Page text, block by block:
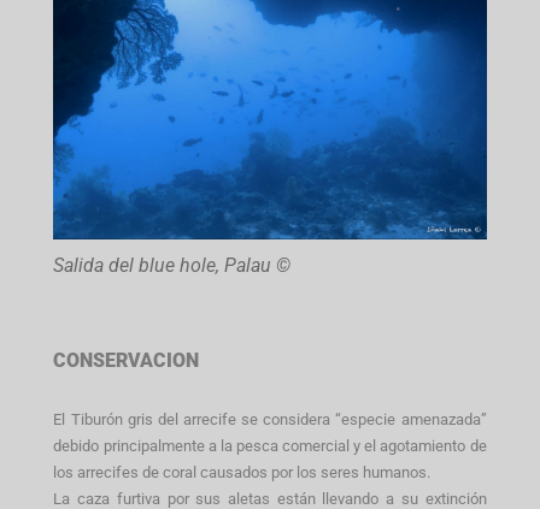
Salida del blue hole, Palau ©
CONSERVACION
El Tiburón gris del arrecife se considera “especie amenazada”
debido principalmente a la pesca comercial y el agotamiento de
los arrecifes de coral causados por los seres humanos.
La caza furtiva por sus aletas están llevando a su extinción